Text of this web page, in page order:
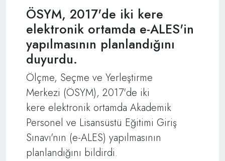
ÖSYM, 2017'de iki kere
elektronik ortamda e-ALES'in
yapılmasının planlandığını
duyurdu.
Ölçme, Seçme ve Yerleştirme
Merkezi (ÖSYM), 2017'de iki
kere elektronik ortamda Akademik
Personel ve Lisansüstü Eğitimi Giriş
Sınavı'nın (e-ALES) yapılmasının
planlandığını bildirdi.